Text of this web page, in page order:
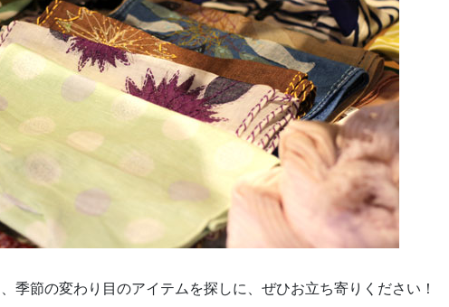
季節の変わり目のアイテムを探しに、ぜひお立ち寄りください！